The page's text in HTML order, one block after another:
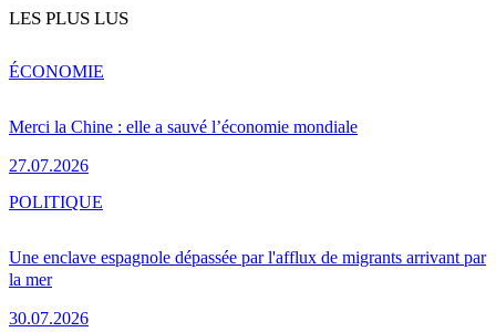
LES PLUS LUS
Merci la Chine : elle a sauvé l’économie mondiale
27.07.2026
ÉCONOMIE
Une enclave espagnole dépassée par l'afflux de migrants arrivant par
la mer
30.07.2026
POLITIQUE